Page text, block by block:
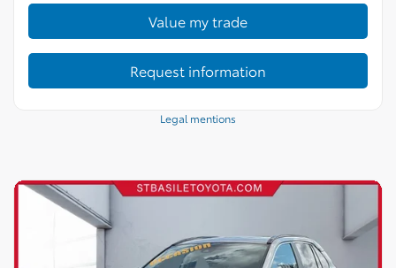
Value my trade
Request information
Legal mentions